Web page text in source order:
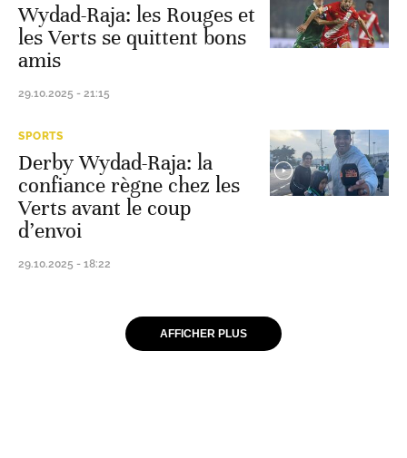
Wydad-Raja: les Rouges et
les Verts se quittent bons
amis
29.10.2025 - 21:15
SPORTS
Derby Wydad-Raja: la
confiance règne chez les
Verts avant le coup
d’envoi
29.10.2025 - 18:22
AFFICHER PLUS